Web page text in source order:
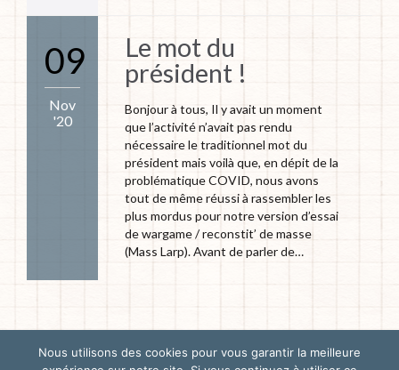
09
Nov
'20
Le mot du
président !
Bonjour à tous, Il y avait un moment
que l’activité n’avait pas rendu
nécessaire le traditionnel mot du
président mais voilà que, en dépit de la
problématique COVID, nous avons
tout de même réussi à rassembler les
plus mordus pour notre version d’essai
de wargame / reconstit’ de masse
(Mass Larp). Avant de parler de…
© 2025 - Les Lufteaux - Tous droits réservés -Mentions Légales
Nous utilisons des cookies pour vous garantir la meilleure